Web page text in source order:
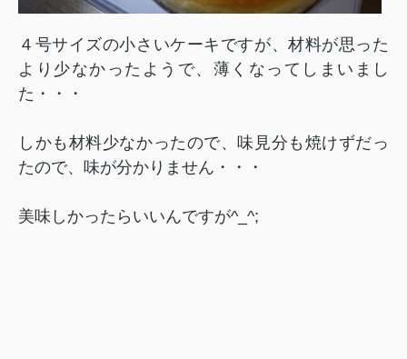
４号サイズの小さいケーキですが、材料が思った
より少なかったようで、薄くなってしまいまし
た・・・
しかも材料少なかったので、味見分も焼けずだっ
たので、味が分かりません・・・
美味しかったらいいんですが^_^;